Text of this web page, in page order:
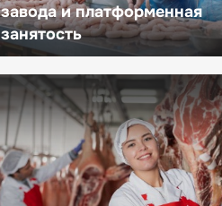
завода и платформенная
занятость